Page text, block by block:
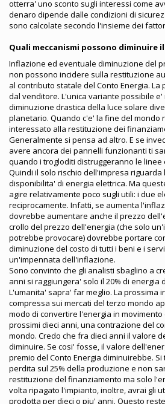
otterra' uno sconto sugli interessi come
denaro dipende dalle condizioni di
sono calcolate secondo l'insieme dei
Quali meccanismi possono diminuire
Inflazione ed eventuale diminuzione del
non possono incidere sulla restituzione
al contributo statale del Conto Energia.
dal venditore. L'unica variante possibile
diminuzione drastica della luce solare
planetario. Quando c'e' la fine del mondo
interessato alla restituzione dei
Generalmente si pensa ad altro. E se
avere ancora dei pannelli funzionanti ti
quando i trogloditi distruggeranno le linee
Quindi il solo rischio dell'impresa
disponibilita' di energia elettrica. Ma
agire relativamente poco sugli utili: i due
reciprocamente. Infatti, se aumenta
dovrebbe aumentare anche il prezzo
crollo del prezzo dell'energia (che solo
potrebbe provocare) dovrebbe portare
diminuzione del costo di tutti i beni e i
un'impennata dell'inflazione.
Sono convinto che gli analisti sbaglino a
anni si raggiungera' solo il 20% di energia
L'umanita' sapra' far meglio. La prossima
compressa sui mercati del terzo mondo
modo di convertire l'energia in
prossimi dieci anni, una contrazione del
mondo. Credo che fra dieci anni il valore
diminuire. Se cosi' fosse, il valore
premio del Conto Energia diminuirebbe.
perdita sul 25% della produzione e non
restituzione del finanziamento ma solo
volta ripagato l'impianto, inoltre, avrai gli
prodotta per dieci o piu' anni. Questo